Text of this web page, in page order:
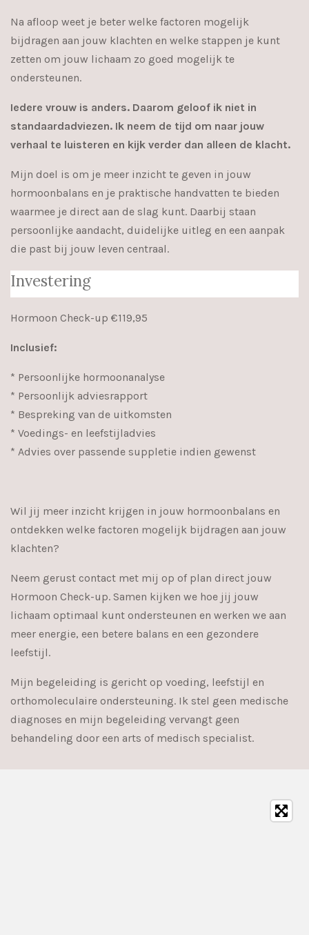
Na afloop weet je beter welke factoren mogelijk
bijdragen aan jouw klachten en welke stappen je kunt
zetten om jouw lichaam zo goed mogelijk te
ondersteunen.
Iedere vrouw is anders. Daarom geloof ik niet in
standaardadviezen. Ik neem de tijd om naar jouw
verhaal te luisteren en kijk verder dan alleen de klacht.
Mijn doel is om je meer inzicht te geven in jouw
hormoonbalans en je praktische handvatten te bieden
waarmee je direct aan de slag kunt. Daarbij staan
persoonlijke aandacht, duidelijke uitleg en een aanpak
die past bij jouw leven centraal.
Investering
Hormoon Check-up €119,95
Inclusief:
* Persoonlijke hormoonanalyse
* Persoonlijk adviesrapport
* Bespreking van de uitkomsten
* Voedings- en leefstijladvies
* Advies over passende suppletie indien gewenst
Wil jij meer inzicht krijgen in jouw hormoonbalans en
ontdekken welke factoren mogelijk bijdragen aan jouw
klachten?
Neem gerust contact met mij op of plan direct jouw
Hormoon Check-up. Samen kijken we hoe jij jouw
lichaam optimaal kunt ondersteunen en werken we aan
meer energie, een betere balans en een gezondere
leefstijl.
Mijn begeleiding is gericht op voeding, leefstijl en
orthomoleculaire ondersteuning. Ik stel geen medische
diagnoses en mijn begeleiding vervangt geen
behandeling door een arts of medisch specialist.